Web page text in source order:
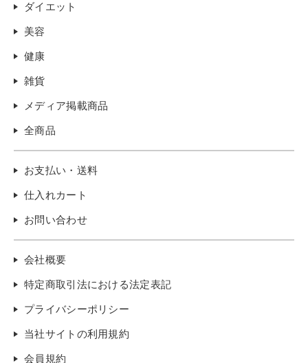
ダイエット
美容
健康
雑貨
メディア掲載商品
全商品
お支払い・送料
仕入れカート
お問い合わせ
会社概要
特定商取引法における法定表記
プライバシーポリシー
当社サイトの利用規約
会員規約